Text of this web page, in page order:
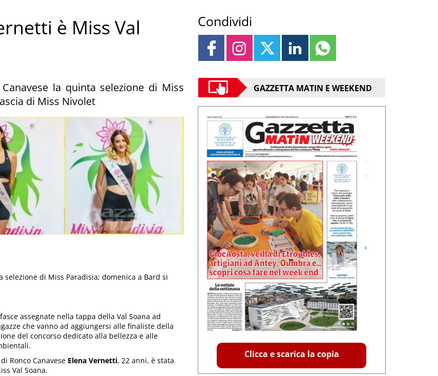
è Miss Val
la quinta selezione di Miss
di Miss Nivolet
selezione di Miss Paradisia; domenica a Bard si
assegnate nella tappa della Val Soana ad
che vanno ad aggiungersi alle finaliste della
del concorso dedicato alla bellezza e alle
Ronco Canavese Elena Vernetti, 22 anni, è stata
Val Soana.
Condividi
GAZZETTA MATIN E WEEKEND
Clicca e scarica la copia